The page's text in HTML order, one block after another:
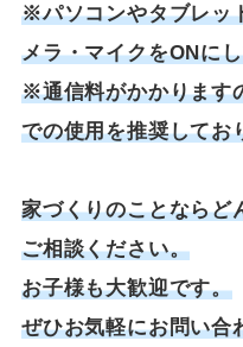
※パソコンやタブレッ
メラ・マイクをONに
※通信料がかかります
での使用を推奨してお
家づくりのことならど
ご相談ください。
お子様も大歓迎です。
ぜひお気軽にお問い合